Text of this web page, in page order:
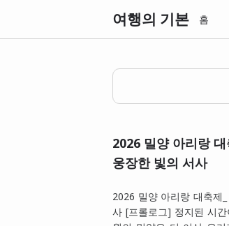
여행의 기본 홈
2026 밀양 아리랑
웅장한 빛의 서사
2026 밀양 아리랑 대축제
사 [프롤로그] 정지된 시